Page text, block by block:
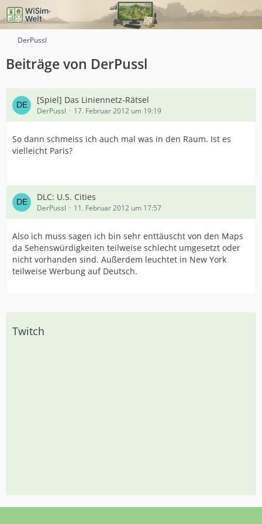
DerPussl
Beiträge von DerPussl
[Spiel] Das Liniennetz-Rätsel
DerPussl 17. Februar 2012 um 19:19
So dann schmeiss ich auch mal was in den Raum. Ist es
vielleicht Paris?
DLC: U.S. Cities
DerPussl 11. Februar 2012 um 17:57
Also ich muss sagen ich bin sehr enttäuscht von den Maps
da Sehenswürdigkeiten teilweise schlecht umgesetzt oder
nicht vorhanden sind. Außerdem leuchtet in New York
teilweise Werbung auf Deutsch.
Twitch